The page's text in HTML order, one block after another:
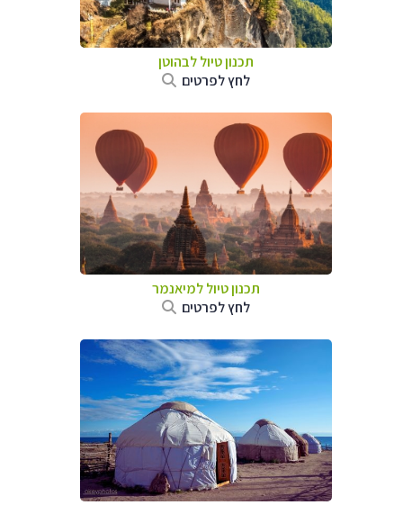
תכנון טיול לבהוטן
לחץ לפרטים
תכנון טיוללמיאנמר
לחץ לפרטים